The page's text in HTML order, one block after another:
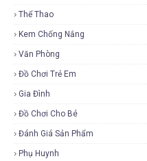
Thể Thao
Kem Chống Nắng
Văn Phòng
Đồ Chơi Trẻ Em
Gia Đình
Đồ Chơi Cho Bé
Đánh Giá Sản Phẩm
Phụ Huynh